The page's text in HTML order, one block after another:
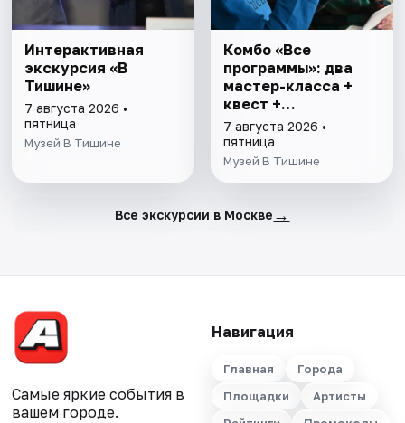
Интерактивная
экскурсия «В
Тишине»
7 августа 2026 •
пятница
Музей В Тишине
Комбо «Все
программы»: два
мастер-класса +
квест +
интерактивная
экскурсия
7 августа 2026 •
пятница
Музей В Тишине
Все экскурсии в Москве →
Самые яркие события в
вашем городе.
Навигация
Главная
Города
Площадки
Артисты